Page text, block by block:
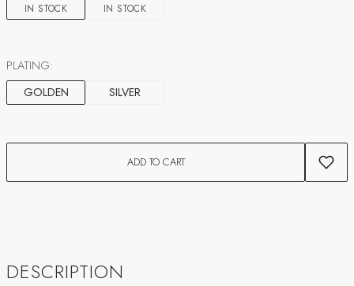
IN STOCK IN STOCK
PLATING:
GOLDEN
SILVER
ADD TO CART
DESCRIPTION